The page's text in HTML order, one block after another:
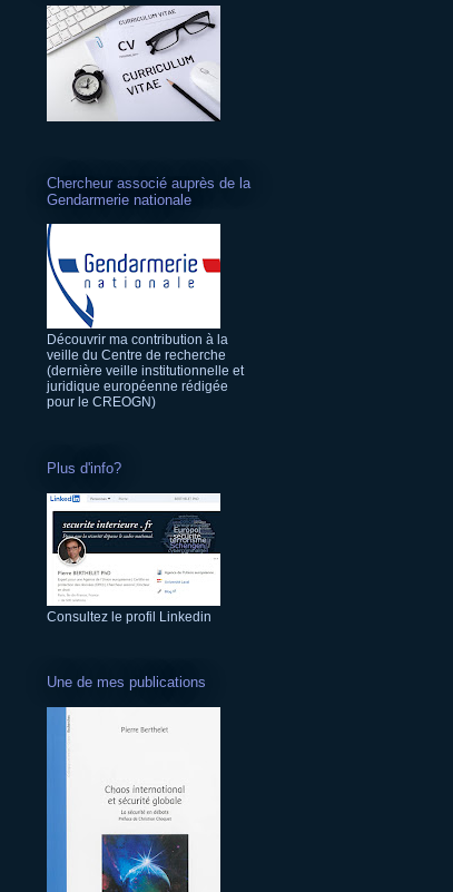
Chercheur associé auprès de la
Gendarmerie nationale
Découvrir ma contribution à la
veille du Centre de recherche
(dernière veille institutionnelle et
juridique européenne rédigée
pour le CREOGN)
Plus d'info?
Consultez le profil Linkedin
Une de mes publications